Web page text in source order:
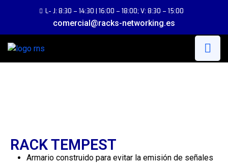
L- J: 8:30 – 14:30 | 16:00 – 18:00; V: 8:30 – 15:00
comercial@racks-networking.es
RACK TEMPEST
Armario construido para evitar la emisión de señales